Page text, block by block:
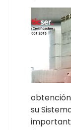
obtención
su